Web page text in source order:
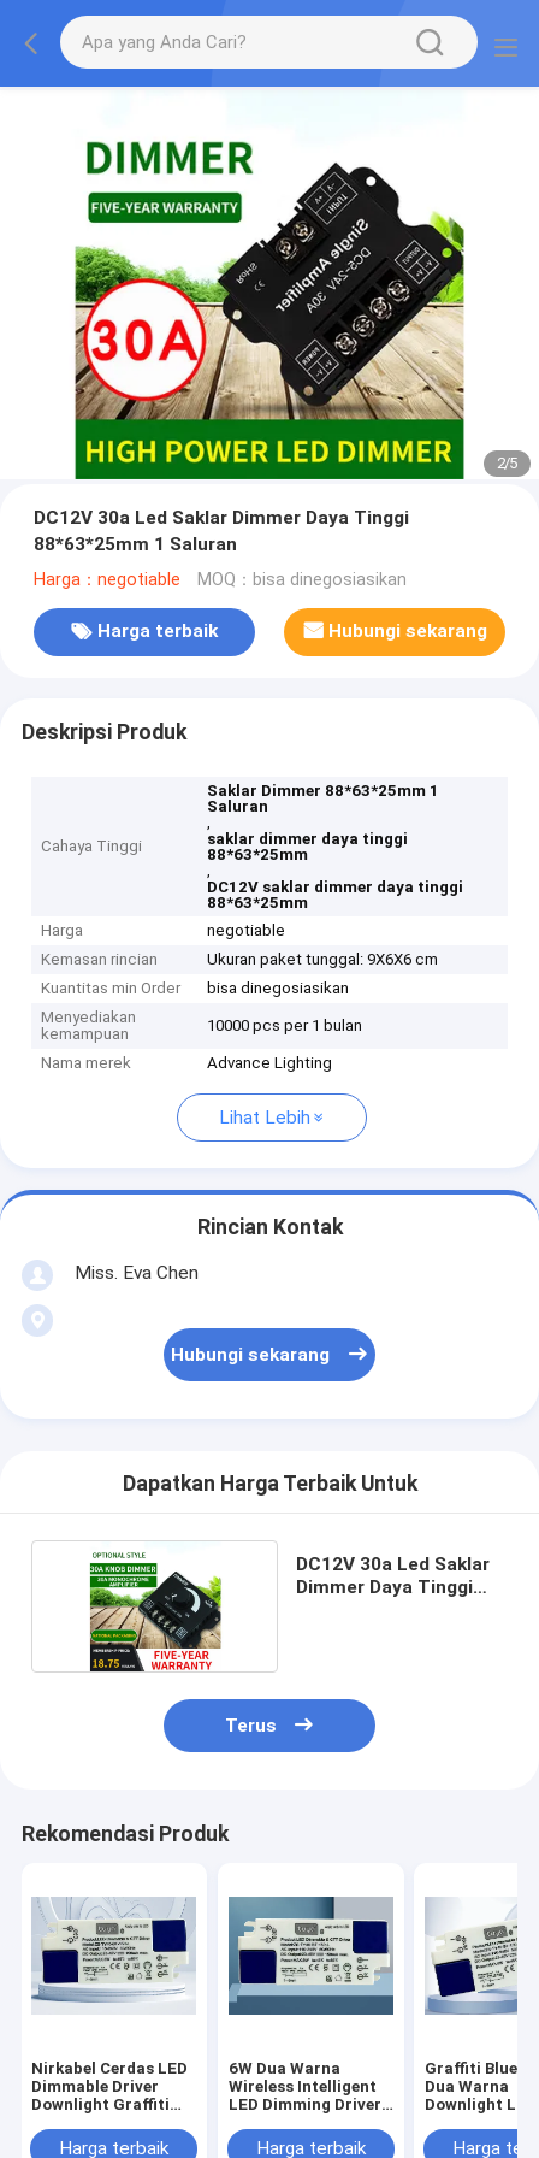
2/5
DC12V 30a Led Saklar Dimmer Daya Tinggi
88*63*25mm 1 Saluran
Harga：negotiable MOQ：bisa dinegosiasikan
Harga terbaik Hubungi sekarang
Deskripsi Produk
Cahaya Tinggi
Saklar Dimmer 88*63*25mm 1
Saluran
,
saklar dimmer daya tinggi
88*63*25mm
,
DC12V saklar dimmer daya tinggi
88*63*25mm
Harga
negotiable
Kemasan rincian
Ukuran paket tunggal: 9X6X6 cm
Kuantitas min Order
bisa dinegosiasikan
Menyediakan
kemampuan
10000 pcs per 1 bulan
Nama merek Advance Lighting
Lihat Lebih
Rincian Kontak
Miss. Eva Chen
Hubungi sekarang
Dapatkan Harga Terbaik Untuk
DC12V 30a Led Saklar
Dimmer Daya Tinggi
Terus
Rekomendasi Produk
Nirkabel Cerdas LED
Dimmable Driver
Downlight Graffiti
Harga terbaik
6W Dua Warna
Wireless Intelligent
LED Dimming Driver
Bluetooth
Harga terbaik
Graffiti
Dua Warna
Downlight LED
Nirkabel
Harga